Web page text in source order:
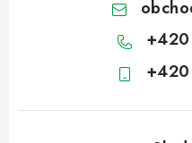
+420
+420